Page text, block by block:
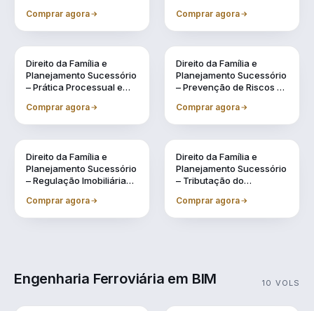
Possibilidades
Comprar agora Comprar agora
Direito da Família e
Planejamento Sucessório
– Prática Processual e
Sucessão, Inventários e
Testamentos
Comprar agora
Direito da Família e
Planejamento Sucessório
– Prevenção de Riscos na
Lavagem de Dinheiro
Comprar agora
Direito da Família e
Planejamento Sucessório
– Regulação Imobiliária
Comprar agora
Direito da Família e
Planejamento Sucessório
– Tributação do
Sucessão
Comprar agora
Engenharia Ferroviária em BIM 10 VOLS